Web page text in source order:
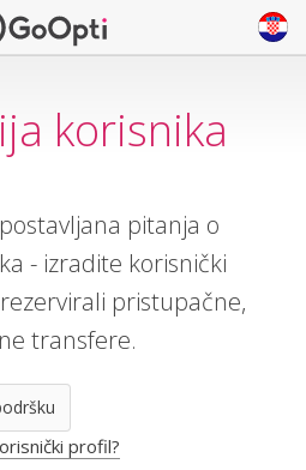
korisnika
pitanja o
- izradite korisnički
pristupačne,
transfere.
profil?